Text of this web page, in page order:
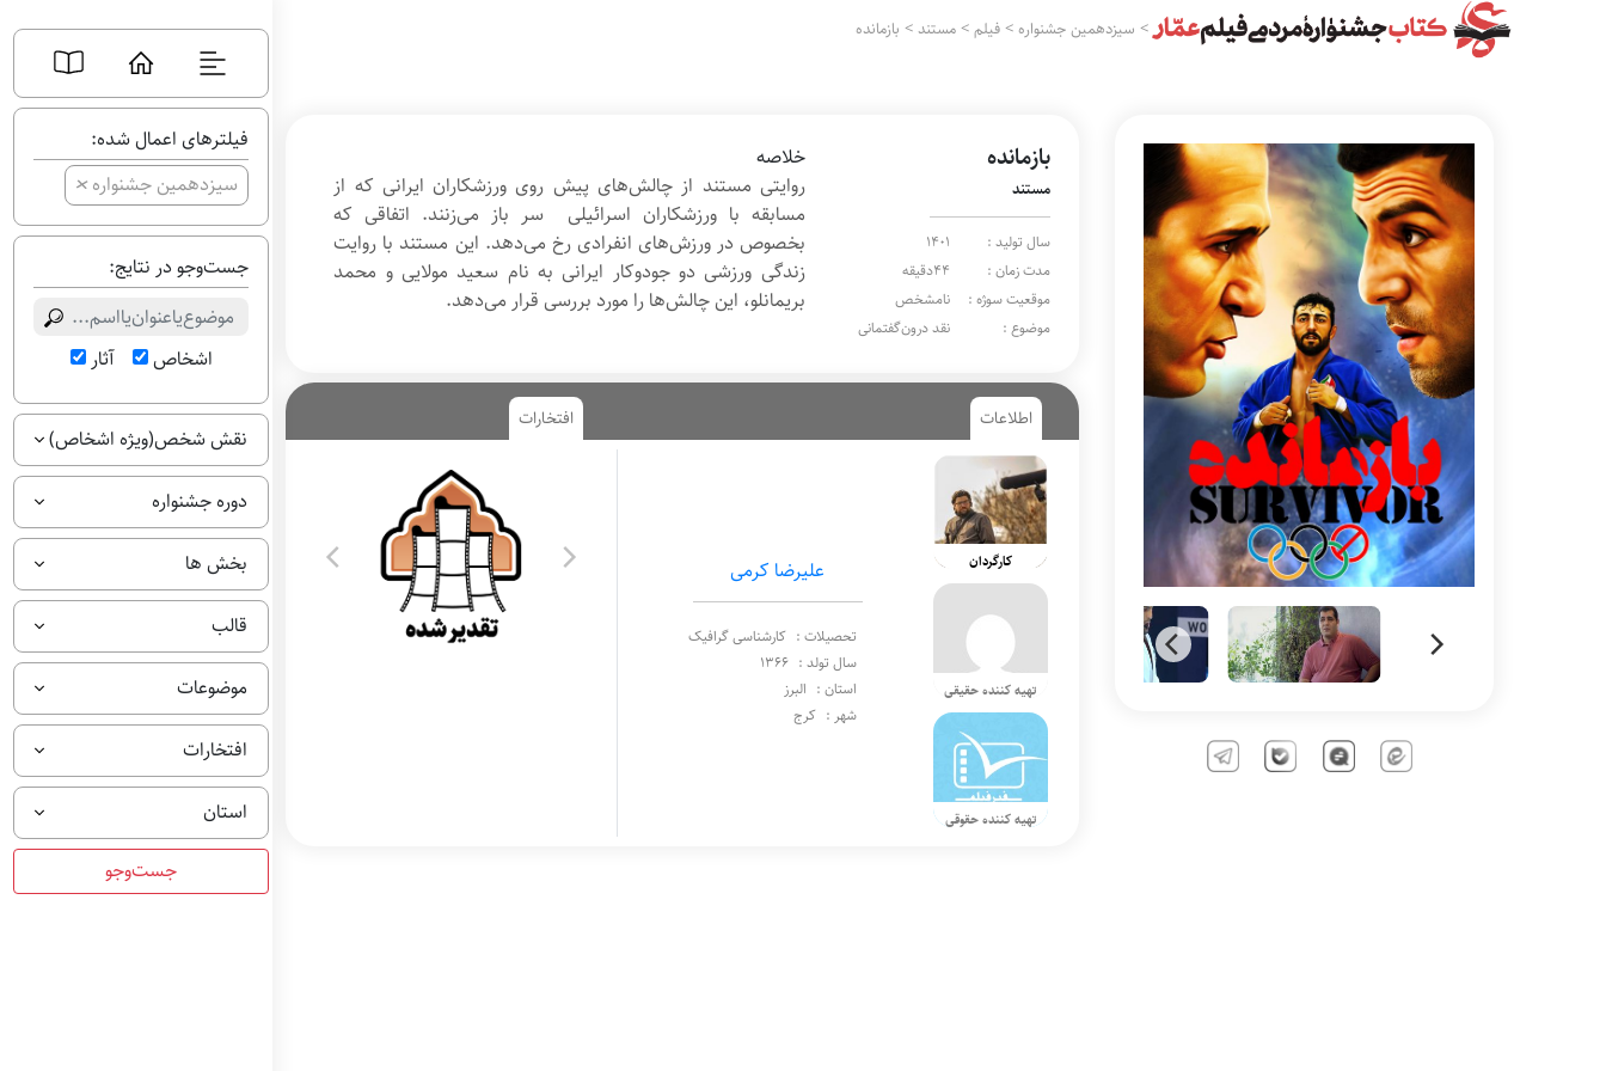
فیلترهای اعمال شده:
سیزدهمین جشنواره+
جست‌وجو در نتایج:
اشخاص آثار
نقش شخص(ویژه اشخاص)
دوره جشنواره
بخش ها
قالب
موضوعات
افتخارات
استان
> سیزدهمین جشنواره >فیلم >مستند > بازمانده
بازمانده
مستند
سال تولید :
1401
مدت زمان :
44دقیقه
موقعیت سوژه :
نامشخص
موضوع :
نقد درون‌گفتمانی
خلاصه
روایتی مستند از چالش‌های پیش روی ورزشکاران ایرانی که از
مسابقه با ورزشکاران اسرائیلی سر باز می‌زنند. اتفاقی که
بخصوص در ورزش‌های انفرادی رخ می‌دهد. این مستند با روایت
زندگی ورزشی دو جودوکار ایرانی به نام سعید مولایی و محمد
بریمانلو، این چالش‌ها را مورد بررسی قرار می‌دهد.
اطلاعات افتخارات
کارگردان
تهیه کننده حقیقی
تهیه کننده حقوقی
علیرضا کرمی
تحصیلات : کارشناسی گرافیک
سال تولد : 1366
استان : البرز
شهر : کرج